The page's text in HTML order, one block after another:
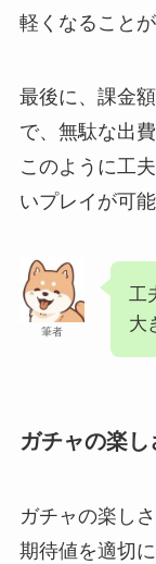
軽くなることが
最後に、課金
で、無駄な出
このように工
いプレイが可
筆者
工
大
ガチャの楽
ガチャの楽し
期待値を適切